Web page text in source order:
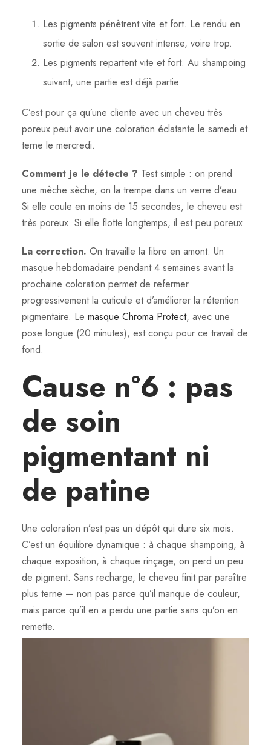
Les pigments pénètrent vite et fort. Le rendu en
sortie de salon est souvent intense, voire trop.
Les pigments repartent vite et fort. Au shampoing
suivant, une partie est déjà partie.
C’est pour ça qu’une cliente avec un cheveu très
poreux peut avoir une coloration éclatante le samedi et
terne le mercredi.
Comment je le détecte ? Test simple : on prend
une mèche sèche, on la trempe dans un verre d’eau.
Si elle coule en moins de 15 secondes, le cheveu est
très poreux. Si elle flotte longtemps, il est peu poreux.
La correction. On travaille la fibre en amont. Un
masque hebdomadaire pendant 4 semaines avant la
prochaine coloration permet de refermer
progressivement la cuticule et d’améliorer la rétention
pigmentaire. Le masque Chroma Protect, avec une
pose longue (20 minutes), est conçu pour ce travail de
fond.
Cause n°6 : pas
de soin
pigmentant ni
de patine
Une coloration n’est pas un dépôt qui dure six mois.
C’est un équilibre dynamique : à chaque shampoing, à
chaque exposition, à chaque rinçage, on perd un peu
de pigment. Sans recharge, le cheveu finit par paraître
plus terne — non pas parce qu’il manque de couleur,
mais parce qu’il en a perdu une partie sans qu’on en
remette.